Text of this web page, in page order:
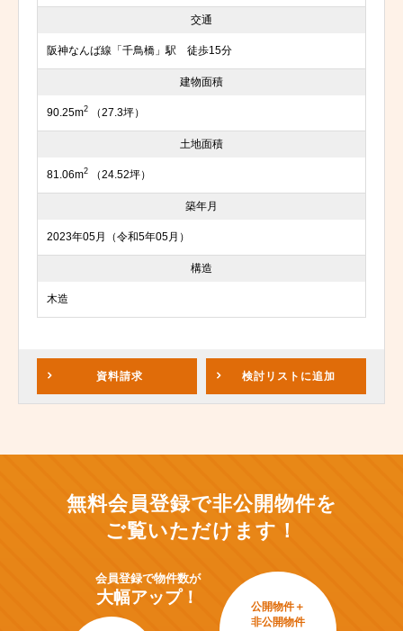
交通
阪神なんば線「千鳥橋」駅 徒歩15分
建物面積
90.25m2 （27.3坪）
土地面積
81.06m2 （24.52坪）
築年月
2023年05月（令和5年05月）
構造
木造
資料請求 検討リスト に追加
無料会員登録で非公開物件を
ご覧いただけます！
会員登録で物件数が
大幅アップ！
公開物件＋
非公開物件